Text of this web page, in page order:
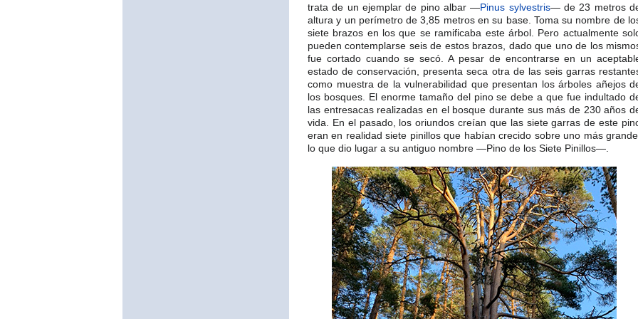
trata de un ejemplar de pino albar —Pinus sylvestris— de 23 metros
altura y un perímetro de 3,85 metros en su base. Toma su nombre de
siete brazos en los que se ramificaba este árbol. Pero actualmente
pueden contemplarse seis de estos brazos, dado que uno de los
fue cortado cuando se secó. A pesar de encontrarse en un
estado de conservación, presenta seca otra de las seis garras
como muestra de la vulnerabilidad que presentan los árboles añejos
los bosques. El enorme tamaño del pino se debe a que fue indultado
las entresacas realizadas en el bosque durante sus más de 230 años
vida. En el pasado, los oriundos creían que las siete garras de este
eran en realidad siete pinillos que habían crecido sobre uno más
lo que dio lugar a su antiguo nombre —Pino de los Siete Pinillos—.